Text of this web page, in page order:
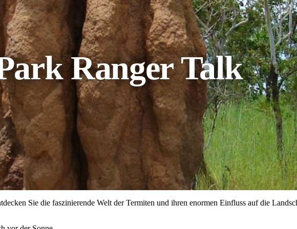
Ranger Talk
Sie die faszinierende Welt der Termiten und ihren enormen Einfluss auf die